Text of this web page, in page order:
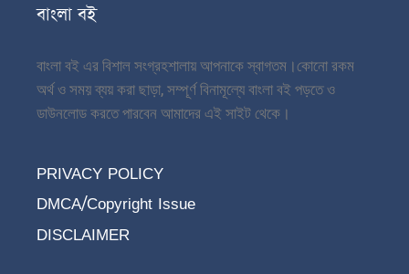
বাংলা বই
বাংলা বই এর বিশাল সংগ্রহশালায় আপনাকে স্বাগতম।কোনো রকম
অর্থ ও সময় ব্যয় করা ছাড়া, সম্পূর্ণ বিনামূল্যে বাংলা বই পড়তে ও
ডাউনলোড করতে পারবেন আমাদের এই সাইট থেকে।
PRIVACY POLICY
DMCA/Copyright Issue
DISCLAIMER